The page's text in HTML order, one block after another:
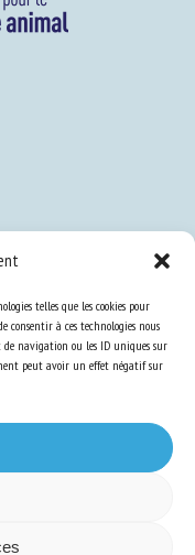
telles que les cookies pour
consentir à ces technologies nous
navigation ou les ID uniques sur
peut avoir un effet négatif sur
-